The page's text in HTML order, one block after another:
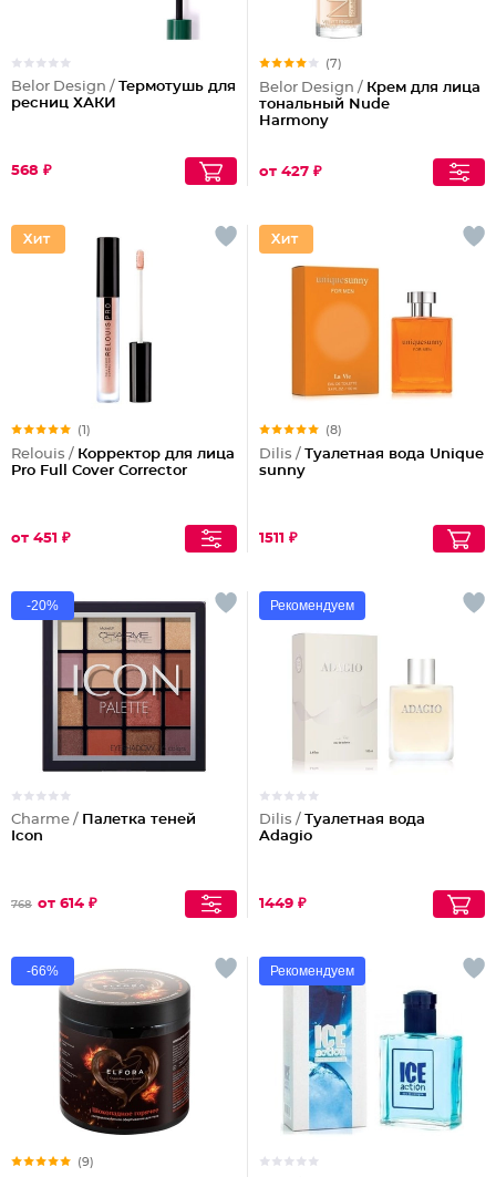
Belor Design / Термотушь для
ресниц ХАКИ
568 ₽
(7)
Belor Design / Крем для лица
тональный Nude
Harmony
от 427 ₽
(1)
Relouis / Корректор для лица
Pro Full Cover Corrector
от 451 ₽
(8)
Dilis / Туалетная вода Unique
sunny
1511 ₽
-20%
Charme / Палетка теней
Icon
768 от 614 ₽
Рекомендуем
Dilis / Туалетная вода
Adagio
1449 ₽
-66%
(9)
Рекомендуем